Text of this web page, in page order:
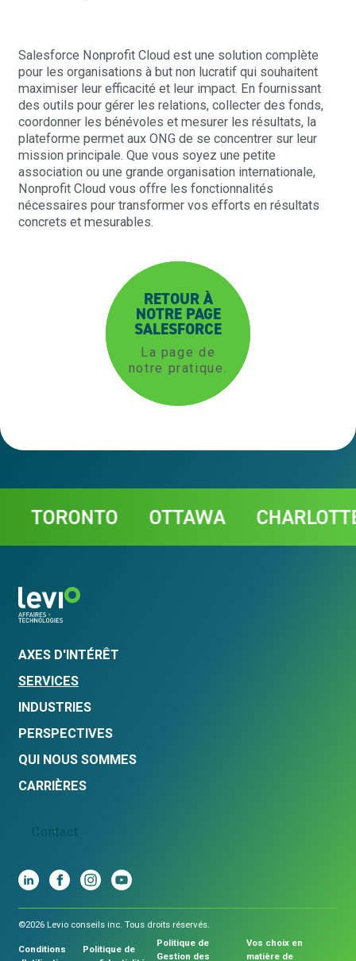
Salesforce Nonprofit Cloud est une solution complète
pour les organisations à but non lucratif qui souhaitent
maximiser leur efficacité et leur impact. En fournissant
des outils pour gérer les relations, collecter des fonds,
coordonner les bénévoles et mesurer les résultats, la
plateforme permet aux ONG de se concentrer sur leur
mission principale. Que vous soyez une petite
association ou une grande organisation internationale,
Nonprofit Cloud vous offre les fonctionnalités
nécessaires pour transformer vos efforts en résultats
concrets et mesurables.
RETOUR À
NOTRE PAGE
SALESFORCE
La page de
notre pratique.
OTTAWA
AXES D'INTÉRÊT
SERVICES
INDUSTRIES
PERSPECTIVES
QUI NOUS SOMMES
CARRIÈRES
Contact
©2026 Levio conseils inc. Tous droits réservés.
Conditions
Politique de
Politique de
Gestion des
Vos choix en
matière de